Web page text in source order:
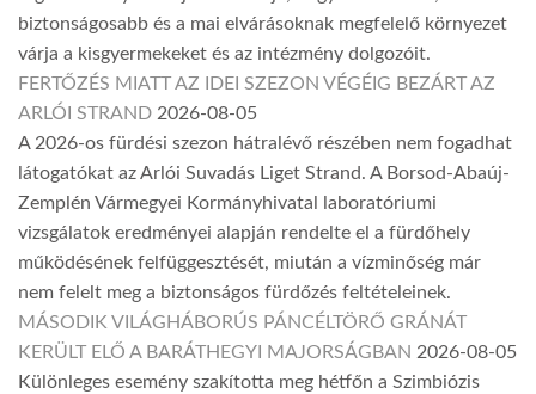
biztonságosabb és a mai elvárásoknak megfelelő környezet
várja a kisgyermekeket és az intézmény dolgozóit.
FERTŐZÉS MIATT AZ IDEI SZEZON VÉGÉIG BEZÁRT AZ
ARLÓI STRAND 2026-08-05
A 2026-os fürdési szezon hátralévő részében nem fogadhat
látogatókat az Arlói Suvadás Liget Strand. A Borsod-Abaúj-
Zemplén Vármegyei Kormányhivatal laboratóriumi
vizsgálatok eredményei alapján rendelte el a fürdőhely
működésének felfüggesztését, miután a vízminőség már
nem felelt meg a biztonságos fürdőzés feltételeinek.
MÁSODIK VILÁGHÁBORÚS PÁNCÉLTÖRŐ GRÁNÁT
KERÜLT ELŐ A BARÁTHEGYI MAJORSÁGBAN 2026-08-05
Különleges esemény szakította meg hétfőn a Szimbiózis